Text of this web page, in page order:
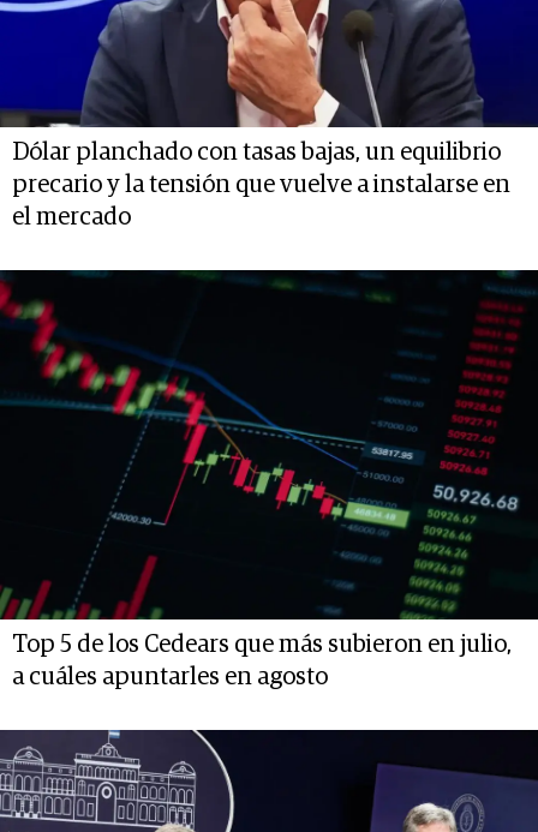
Dólar planchado con tasas bajas, un equilibrio
precario y la tensión que vuelve a instalarse en
el mercado
Top 5 de los Cedears que más subieron en julio,
a cuáles apuntarles en agosto